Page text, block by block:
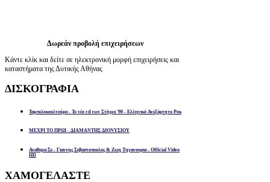
Δωρεάν προβολή επιχειρήσεων
Κάντε κλίκ και δείτε σε ηλεκτρονική μορφή επιχειρήσεις και
καταστήματα της Δυτικής Αθήνας
ΔΙΣΚΟΓΡΑΦΙΑ
Ταμπελοκουλτούρα - Το νέο cd των Στίγμα '90 - Ελληνικό Ανεξάρτητο Ροκ
ΜΕΧΡΙ ΤΟ ΠΡΩΙ - ΔΙΑΜΑΝΤΗΣ ΔΙΟΝΥΣΙΟΥ
Αναθεμα Σε - Γιαννης Σεβαστοπουλος & Ζωη Τηγανουρια - Official Video
HD
ΧΑΜΟΓΕΛΑΣΤΕ